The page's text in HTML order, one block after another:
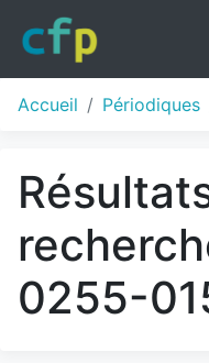
Accueil Périodiques
0255-